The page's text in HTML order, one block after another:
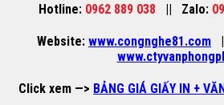
Hotline: 0962 889 038 || Zalo:
Website: www.congnghe81.com
Click xem —> BẢNG GIÁ GIẤY IN +